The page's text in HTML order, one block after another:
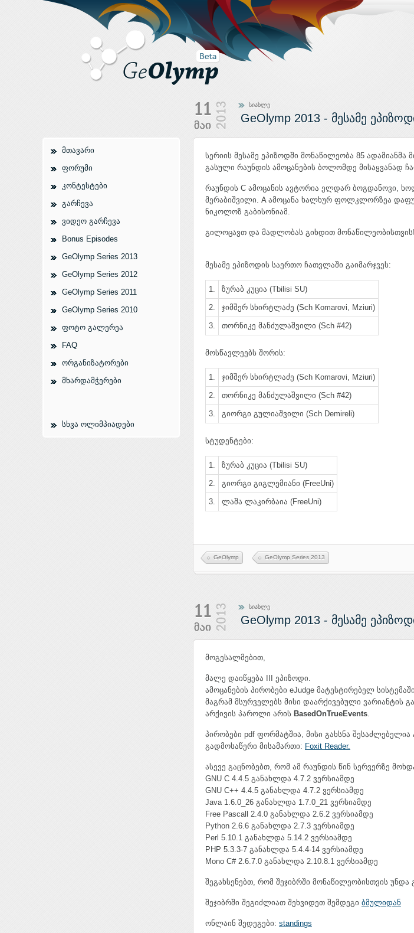
მთავარი
ფორუმი
კონტესტები
გარჩევა
ვიდეო გარჩევა
Bonus Episodes
GeOlymp Series 2013
GeOlymp Series 2012
GeOlymp Series 2011
GeOlymp Series 2010
ფოტო გალერეა
FAQ
ორგანიზატორები
მხარდამჭერები
სხვა ოლიმპიადები
სიახლე
GeOlymp 2013 - მესამე
სერიის მესამე ეპიზოდში მონაწილეობა 85 ადამიანმა
გასული რაუნდის ამოცანების ბოლომდე მისაყვანად
რაუნდის C ამოცანის ავტორია ელდარ ბოგდანოვი,
მერაბიშვილი. A ამოცანა ხალხურ ფოლკლორზეა
ნიკოლოზ გაბისონიამ.
გილოცავთ და მადლობას გიხდით მონაწილეობისთვის!
მესამე ეპიზოდის საერთო ჩათვლაში გაიმარჯვეს:
1. ზურაბ კუცია (Tbilisi SU)
2. ჯიმშერ სხირტლაძე (Sch Komarovi, Mziuri)
3. თორნიკე მანძულაშვილი (Sch #42)
მოსწავლეებს შორის:
1. ჯიმშერ სხირტლაძე (Sch Komarovi, Mziuri)
2. თორნიკე მანძულაშვილი (Sch #42)
3. გიორგი გულიაშვილი (Sch Demireli)
სტუდენტები:
1. ზურაბ კუცია (Tbilisi SU)
2. გიორგი გიგლემიანი (FreeUni)
3. ლაშა ლაკირბაია (FreeUni)
GeOlymp GeOlymp Series 2013
სიახლე
GeOlymp 2013 - მესამე
მოგესალმებით,
მალე დაიწყება III ეპიზოდი.
ამოცანების პირობები eJudge მატესტირებელ
მაგრამ მსურველებს მისი დაარქივებული ვარიანტის
არქივის პაროლი არის BasedOnTrueEvents.
პირობები pdf ფორმატშია, მისი გახსნა შესაძლებელია
გადმოსაწერი მისამართი: Foxit Reader.
ასევე გაცნობებთ, რომ ამ რაუნდის წინ სერვერზე
GNU C 4.4.5 განახლდა 4.7.2 ვერსიამდე
GNU C++ 4.4.5 განახლდა 4.7.2 ვერსიამდე
Java 1.6.0_26 განახლდა 1.7.0_21 ვერსიამდე
Free Pascall 2.4.0 განახლდა 2.6.2 ვერსიამდე
Python 2.6.6 განახლდა 2.7.3 ვერსიამდე
Perl 5.10.1 განახლდა 5.14.2 ვერსიამდე
PHP 5.3.3-7 განახლდა 5.4.4-14 ვერსიამდე
Mono C# 2.6.7.0 განახლდა 2.10.8.1 ვერსიამდე
შეგახსენებთ, რომ შეჯიბრში მონაწილეობისთვის უნდა
შეჯიბრში შეგიძლიათ შეხვიდეთ შემდეგი ბმულიდან
ონლაინ შედეგები: standings